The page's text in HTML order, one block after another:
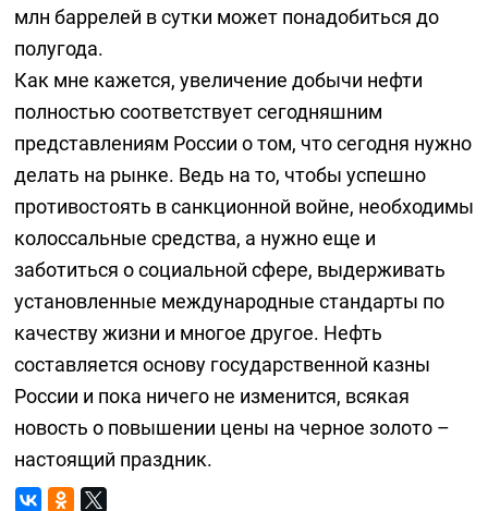
млн баррелей в сутки может понадобиться до
полугода.
Как мне кажется, увеличение добычи нефти
полностью соответствует сегодняшним
представлениям России о том, что сегодня нужно
делать на рынке. Ведь на то, чтобы успешно
противостоять в санкционной войне, необходимы
колоссальные средства, а нужно еще и
заботиться о социальной сфере, выдерживать
установленные международные стандарты по
качеству жизни и многое другое. Нефть
составляется основу государственной казны
России и пока ничего не изменится, всякая
новость о повышении цены на черное золото –
настоящий праздник.